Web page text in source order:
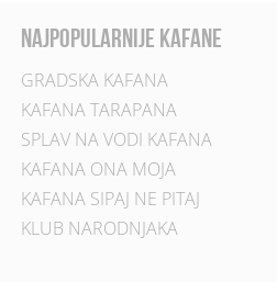
najpopularnije kafane
GRADSKA KAFANA
KAFANA TARAPANA
SPLAV NA VODI KAFANA
KAFANA ONA MOJA
KAFANA SIPAJ NE PITAJ
KLUB NARODNJAKA